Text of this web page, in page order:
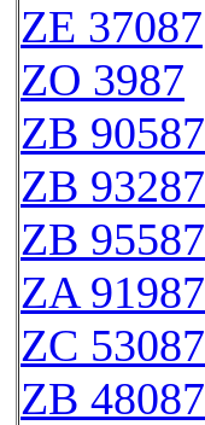
ZE 37087
ZO 3987
ZB 90587
ZB 93287
ZB 95587
ZA 91987
ZC 53087
ZB 48087